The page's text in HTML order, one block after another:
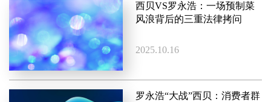
西贝VS罗永浩：一场预制菜
风浪背后的三重法律拷问
2025.10.16
罗永浩“大战”西贝：消费者群